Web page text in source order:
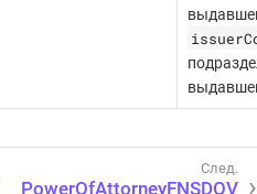
PowerOfAttorneyFNSDOV